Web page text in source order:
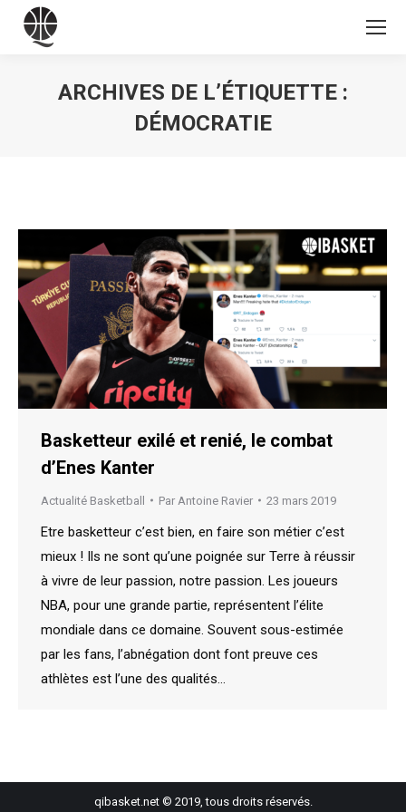
ARCHIVES DE L’ÉTIQUETTE :
DÉMOCRATIE
Basketteur exilé et renié, le combat
d’Enes Kanter
Actualité Basketball Par Antoine Ravier 23 mars 2019
Etre basketteur c’est bien, en faire son métier c’est
mieux ! Ils ne sont qu’une poignée sur Terre à réussir
à vivre de leur passion, notre passion. Les joueurs
NBA, pour une grande partie, représentent l’élite
mondiale dans ce domaine. Souvent sous-estimée
par les fans, l’abnégation dont font preuve ces
athlètes est l’une des qualités…
qibasket.net © 2019, tous droits réservés.